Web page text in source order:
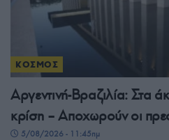
ΚΟΣΜΟΣ
Αργεντινή-Βραζιλία: Στα
κρίση – Αποχωρούν οι
5/08/2026 - 11:45πμ